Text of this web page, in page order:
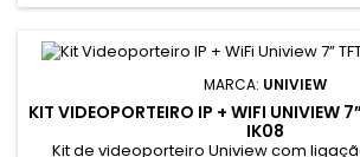
MARCA: UNIVIEW
KIT VIDEOPORTEIRO IP + WIFI UNIVIEW
IK08
Kit de videoporteiro Uniview com